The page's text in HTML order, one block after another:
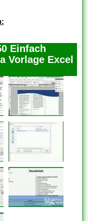
Einfach
Vorlage Excel